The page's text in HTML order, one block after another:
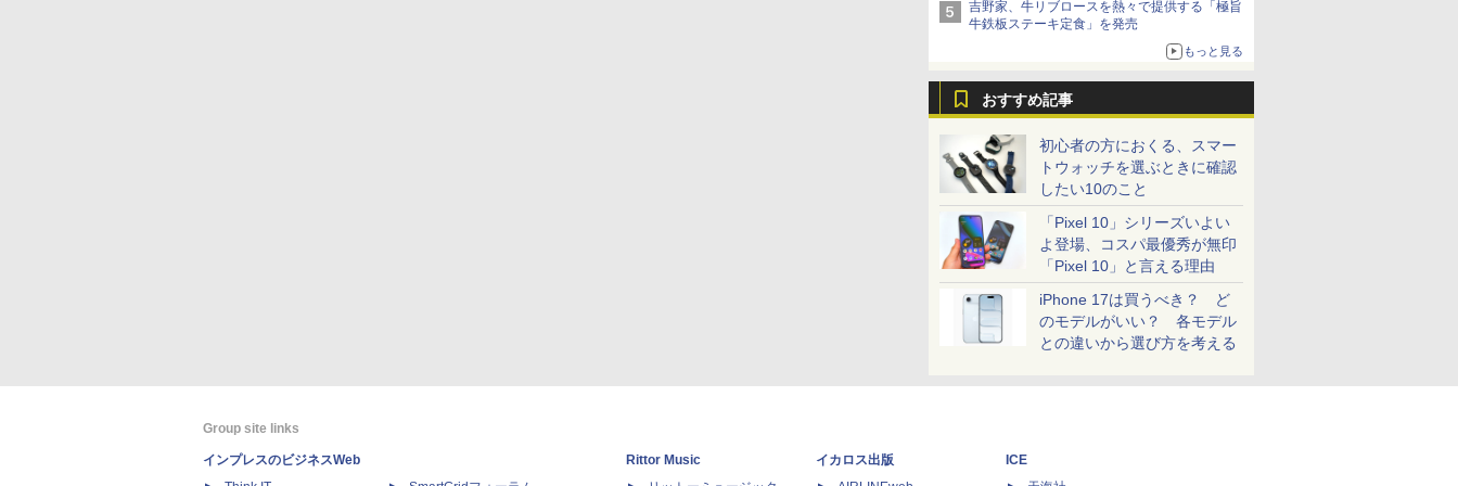
吉野家、牛リブロースを熱々で提供する「極旨
牛鉄板ステーキ定食」を発売
もっと見る
おすすめ記事
初心者の方におくる、スマー
トウォッチを選ぶときに確認
したい10のこと
「Pixel 10」シリーズいよい
よ登場、コスパ最優秀が無印
「Pixel 10」と言える理由
iPhone 17は買うべき？ ど
のモデルがいい？ 各モデル
との違いから選び方を考える
Group site links
インプレスのビジネスWeb
Rittor Music
イカロス出版
ICE